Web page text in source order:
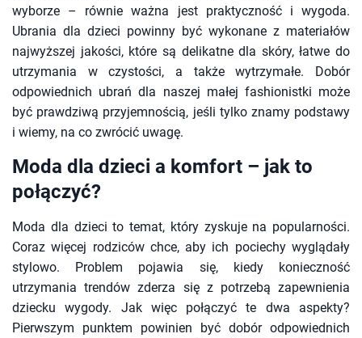
wyborze – równie ważna jest praktyczność i wygoda.
Ubrania dla dzieci powinny być wykonane z materiałów
najwyższej jakości, które są delikatne dla skóry, łatwe do
utrzymania w czystości, a także wytrzymałe. Dobór
odpowiednich ubrań dla naszej małej fashionistki może
być prawdziwą przyjemnością, jeśli tylko znamy podstawy
i wiemy, na co zwrócić uwagę.
Moda dla dzieci a komfort – jak to
połączyć?
Moda dla dzieci to temat, który zyskuje na popularności.
Coraz więcej rodziców chce, aby ich pociechy wyglądały
stylowo. Problem pojawia się, kiedy konieczność
utrzymania trendów zderza się z potrzebą zapewnienia
dziecku wygody. Jak więc połączyć te dwa aspekty?
Pierwszym punktem powinien być dobór odpowiednich